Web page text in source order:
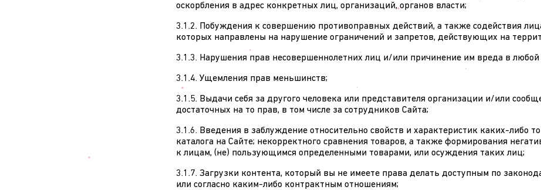
оскорбления в адрес конкретных лиц, организаций, органов власти;
3.1.2. Побуждения к совершению противоправных действий, а также содействия
которых направлены на нарушение ограничений и запретов, действующих на
3.1.3. Нарушения прав несовершеннолетних лиц и/или причинение им вреда в
3.1.4. Ущемления прав меньшинств;
3.1.5. Выдачи себя за другого человека или представителя организации и/или
достаточных на то прав, в том числе за сотрудников Сайта;
3.1.6. Введения в заблуждение относительно свойств и характеристик каких-либо
каталога на Сайте; некорректного сравнения товаров, а также формирования
к лицам, (не) пользующимся определенными товарами, или осуждения таких лиц;
3.1.7. Загрузки контента, который вы не имеете права делать доступным по
или согласно каким-либо контрактным отношениям;